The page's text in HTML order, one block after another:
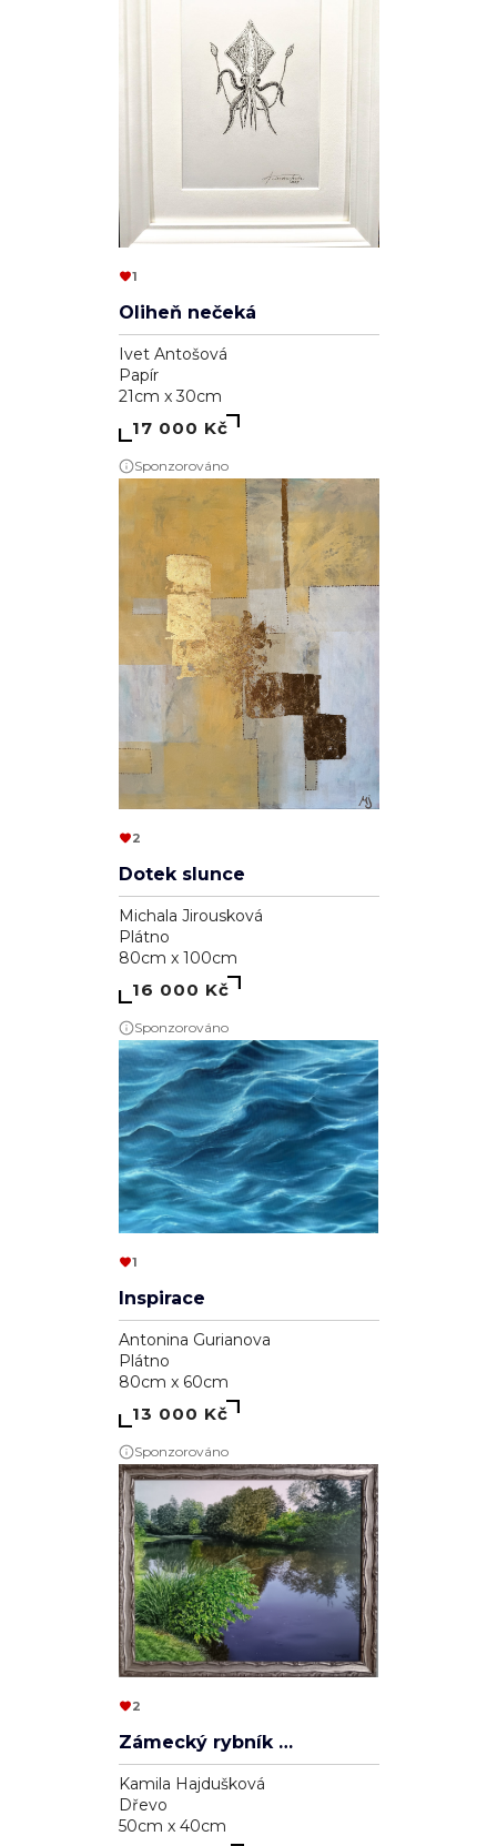
1
Oliheň nečeká
Ivet Antošová
Papír
21cm x 30cm
17 000 Kč
Sponzorováno
2
Dotek slunce
Michala Jirousková
Plátno
80cm x 100cm
16 000 Kč
Sponzorováno
1
Inspirace
Antonina Gurianova
Plátno
80cm x 60cm
13 000 Kč
Sponzorováno
2
Zámecký rybník v Lednici
Kamila Hajdušková
Dřevo
50cm x 40cm